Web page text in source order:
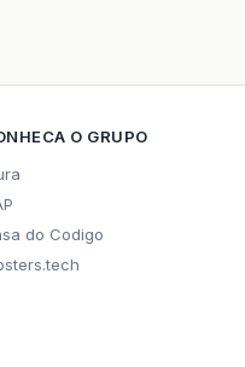
O GRUPO
do Codigo